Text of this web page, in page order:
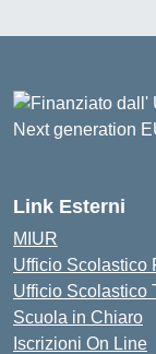
Link Esterni
MIUR
Ufficio Scolastico
Ufficio Scolastico
Scuola in Chiaro
Iscrizioni On Line